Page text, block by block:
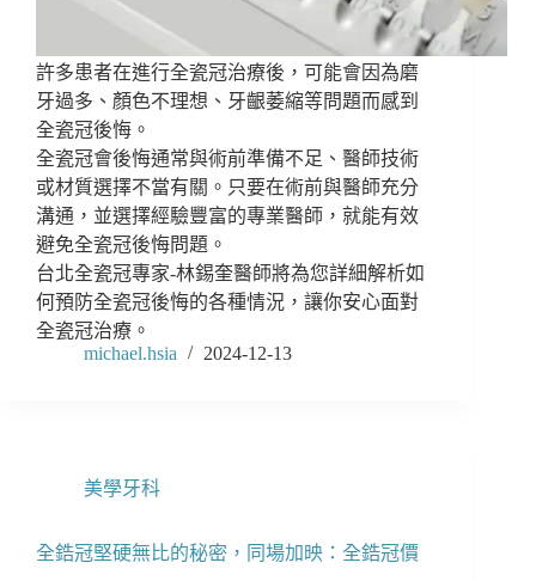
許多患者在進行全瓷冠治療後，可能會因為磨
牙過多、顏色不理想、牙齦萎縮等問題而感到
全瓷冠後悔。
全瓷冠會後悔通常與術前準備不足、醫師技術
或材質選擇不當有關。只要在術前與醫師充分
溝通，並選擇經驗豐富的專業醫師，就能有效
避免全瓷冠後悔問題。
台北全瓷冠專家-林錫奎醫師將為您詳細解析如
何預防全瓷冠後悔的各種情況，讓你安心面對
全瓷冠治療。
michael.hsia
2024-12-13
美學牙科
全鋯冠堅硬無比的秘密，同場加映：全鋯冠價